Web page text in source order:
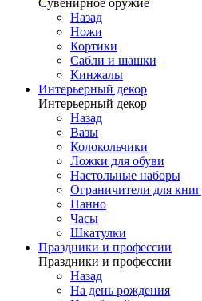
Сувенирное оружие
Назад
Ножи
Кортики
Сабли и шашки
Кинжалы
Интерьерный декор
Интерьерный декор
Назад
Вазы
Колокольчики
Ложки для обуви
Настольные наборы
Ограничители для книг
Панно
Часы
Шкатулки
Праздники и профессии
Праздники и профессии
Назад
На день рождения